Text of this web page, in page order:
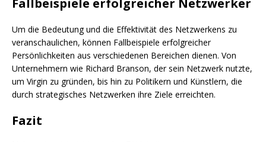
Um die Bedeutung und die Effektivität des Netzwerkens zu
veranschaulichen, können Fallbeispiele erfolgreicher
Persönlichkeiten aus verschiedenen Bereichen dienen. Von
Unternehmern wie Richard Branson, der sein Netzwerk nutzte,
um Virgin zu gründen, bis hin zu Politikern und Künstlern, die
durch strategisches Netzwerken ihre Ziele erreichten.
Fazit